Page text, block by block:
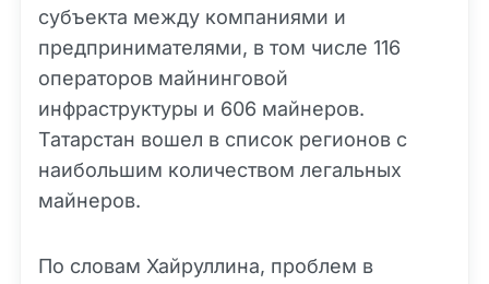
субъекта между компаниями и
предпринимателями, в том числе 116
операторов майнинговой
инфраструктуры и 606 майнеров.
Татарстан вошел в список регионов с
наибольшим количеством легальных
майнеров.
По словам Хайруллина, проблем в